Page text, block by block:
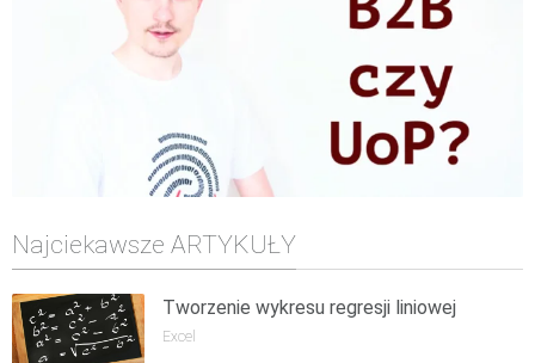
Najciekawsze ARTYKUŁY
Tworzenie wykresu regresji liniowej
Excel